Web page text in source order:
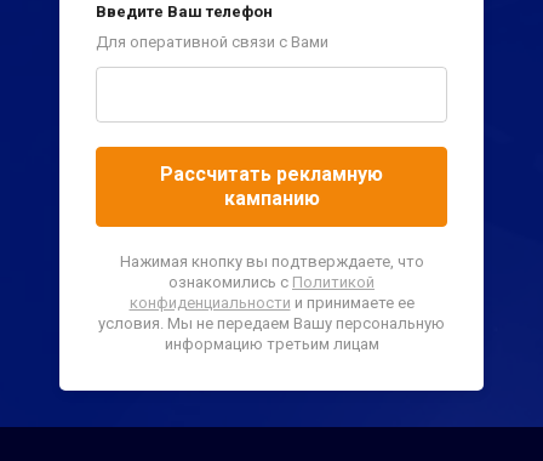
Введите Ваш телефон
Для оперативной связи с Вами
Рассчитать рекламную
кампанию
Нажимая кнопку вы подтверждаете, что
ознакомились с Политикой
конфиденциальности и принимаете ее
условия. Мы не передаем Вашу персональную
информацию третьим лицам